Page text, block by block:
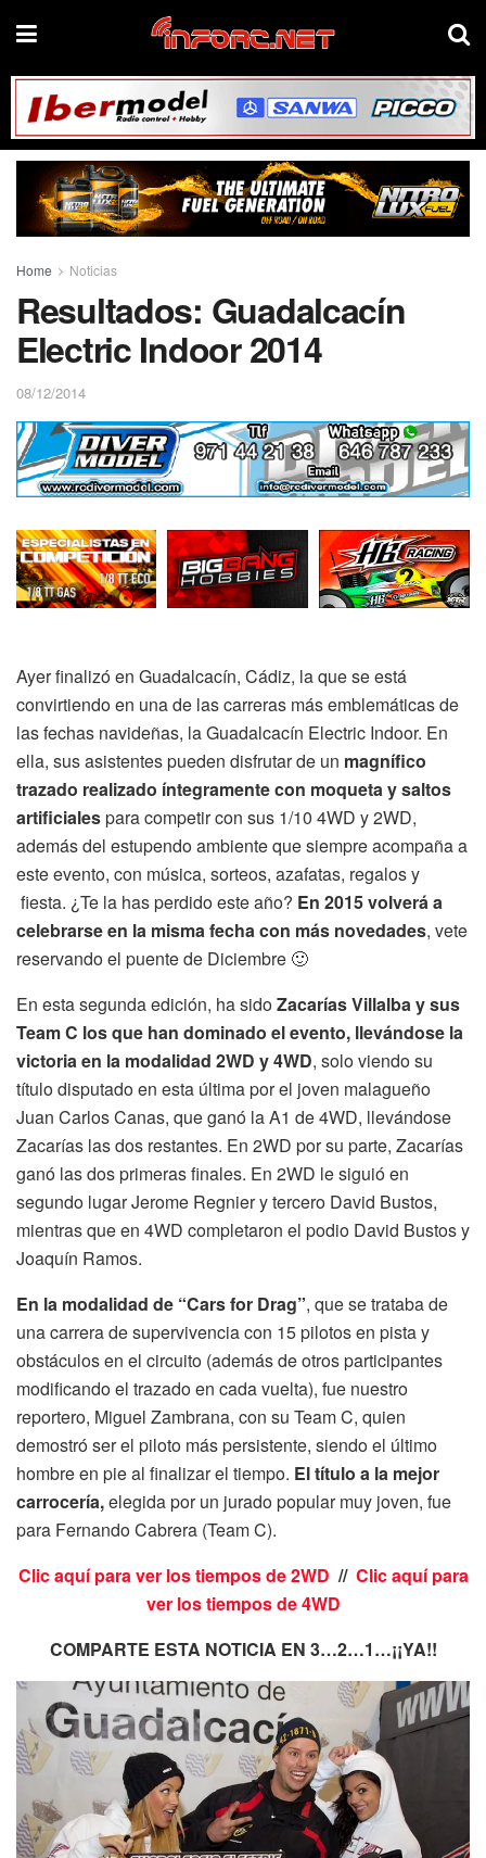
Home Noticias
Resultados: Guadalcacín
Electric Indoor 2014
08/12/2014
Ayer finalizó en Guadalcacín, Cádiz, la que se está
convirtiendo en una de las carreras más emblemáticas de
las fechas navideñas, la Guadalcacín Electric Indoor. En
ella, sus asistentes pueden disfrutar de un magnífico
trazado realizado íntegramente con moqueta y saltos
artificialespara competir con sus 1/10 4WD y 2WD,
además del estupendo ambiente que siempre acompaña a
este evento, con música, sorteos, azafatas, regalos y
fiesta. ¿Te la has perdido este año? En 2015 volverá a
celebrarse en la misma fecha con más novedades, vete
reservando el puente de Diciembre 🙂
En esta segunda edición, ha sidoZacarías Villalba y sus
Team C los que han dominado el evento, llevándose la
victoria en la modalidad 2WD y 4WD, solo viendo su
título disputado en esta última por el joven malagueño
Juan Carlos Canas, que ganó la A1 de 4WD, llevándose
Zacarías las dos restantes. En 2WD por su parte, Zacarías
ganó las dos primeras finales. En 2WD le siguió en
segundo lugar Jerome Regnier y tercero David Bustos,
mientras que en 4WD completaron el podio David Bustos y
Joaquín Ramos.
En la modalidad de “Cars for Drag”, que se trataba de
una carrera de supervivencia con 15 pilotos en pista y
obstáculos en el circuito (además de otros participantes
modificando el trazado en cada vuelta), fue nuestro
reportero, Miguel Zambrana, con su Team C, quien
demostró ser el piloto más persistente, siendo el último
hombre en pie al finalizar el tiempo. El título a la mejor
carrocería,elegida por un jurado popular muy joven, fue
para Fernando Cabrera (Team C).
Clic aquí para ver los tiempos de 2WD // Clic aquí para
ver los tiempos de 4WD
COMPARTE ESTA NOTICIA EN 3…2…1…¡¡YA!!